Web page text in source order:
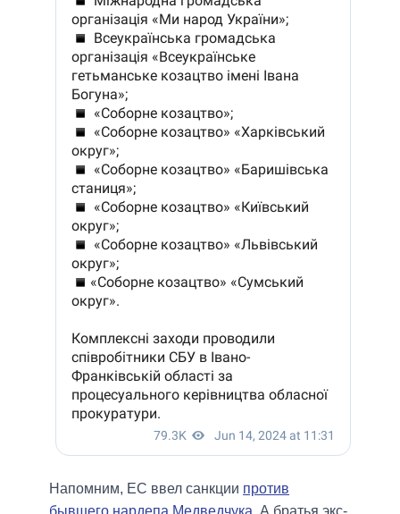
Напомним, ЕС ввел санкции против
бывшего нардепа Медведчука. А братья экс-